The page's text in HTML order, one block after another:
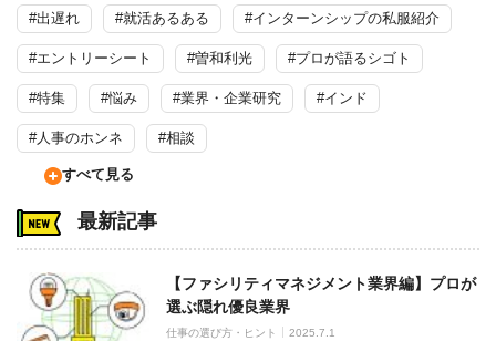
#出遅れ #就活あるある #インターンシップの私服紹介
#エントリーシート #曽和利光 #プロが語るシゴト
#特集 #悩み #業界・企業研究 #インド
#人事のホンネ #相談
すべて見る
最新記事
【ファシリティマネジメント業界編】プロが
選ぶ隠れ優良業界
仕事の選び方・ヒント 2025.7.1